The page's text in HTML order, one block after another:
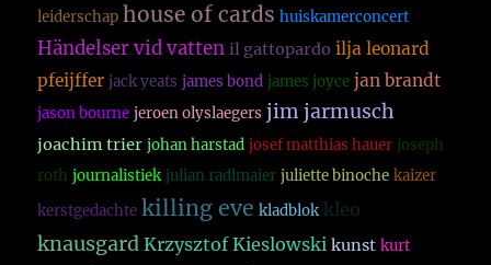
leiderschap house of cards huiskamerconcert
Händelser vid vatten il gattopardo ilja leonard
pfeijffer jack yeats james bond james joyce jan brandt
jason bourne jeroen olyslaegers jim jarmusch
joachim trier johan harstad josef matthias hauer joseph
roth journalistiek julian radlmaier juliette binoche kaizer
kerstgedachte killing eve kladblok kleo
knausgard Krzysztof Kieslowski kunst kurt